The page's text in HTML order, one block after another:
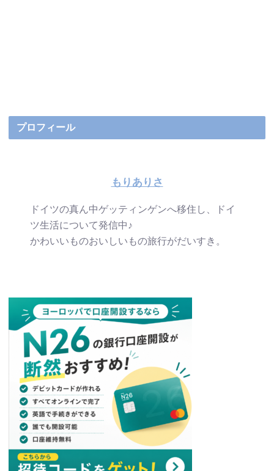
プロフィール
もりありさ
ドイツの真ん中ゲッティンゲンへ移住し、ドイ
ツ生活について発信中♪
かわいいものおいしいもの旅行がだいすき。